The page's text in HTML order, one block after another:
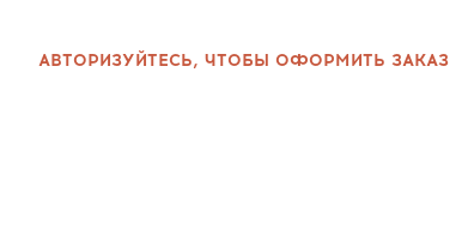
АВТОРИЗУЙТЕСЬ, ЧТОБЫ ОФОРМИТЬ ЗАКАЗ